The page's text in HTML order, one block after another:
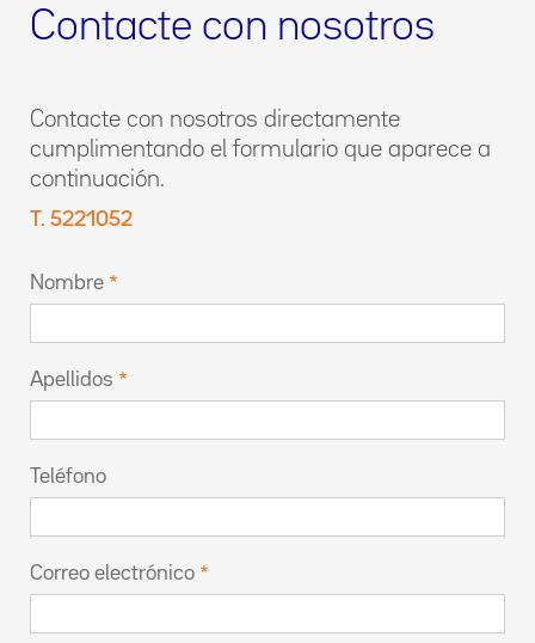
Contacte con nosotros
Contacte con nosotros directamente
cumplimentando el formulario que aparece a
continuación.
T. 5221052
Nombre
Apellidos
Teléfono
Correo electrónico